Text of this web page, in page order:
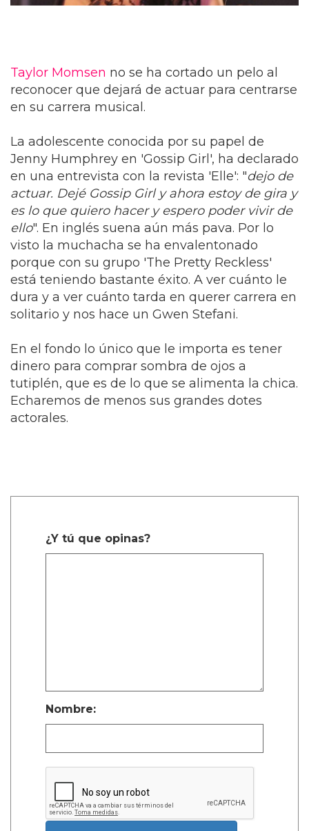
Taylor Momsen no se ha cortado un pelo al
reconocer que dejará de actuar para centrarse
en su carrera musical.
La adolescente conocida por su papel de
Jenny Humphrey en 'Gossip Girl', ha declarado
en una entrevista con la revista 'Elle': "dejo de
actuar. Dejé Gossip Girl y ahora estoy de gira y
es lo que quiero hacer y espero poder vivir de
ello". En inglés suena aún más pava. Por lo
visto la muchacha se ha envalentonado
porque con su grupo 'The Pretty Reckless'
está teniendo bastante éxito. A ver cuánto le
dura y a ver cuánto tarda en querer carrera en
solitario y nos hace un Gwen Stefani.
En el fondo lo único que le importa es tener
dinero para comprar sombra de ojos a
tutiplén, que es de lo que se alimenta la chica.
Echaremos de menos sus grandes dotes
actorales.
¿Y tú que opinas?
Nombre: